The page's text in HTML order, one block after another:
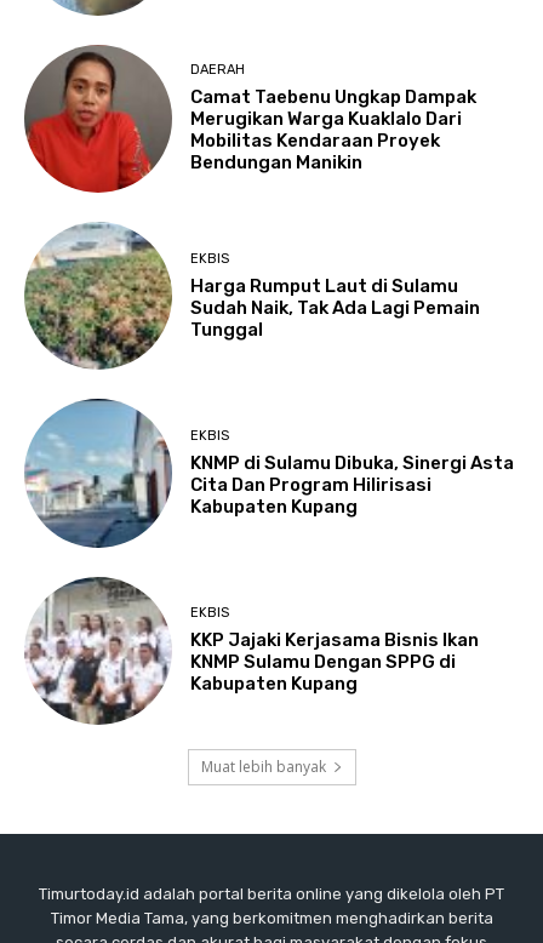
DAERAH
Camat Taebenu Ungkap Dampak
Merugikan Warga Kuaklalo Dari
Mobilitas Kendaraan Proyek
Bendungan Manikin
EKBIS
Harga Rumput Laut di Sulamu
Sudah Naik, Tak Ada Lagi Pemain
Tunggal
EKBIS
KNMP di Sulamu Dibuka, Sinergi Asta
Cita Dan Program Hilirisasi
Kabupaten Kupang
EKBIS
KKP Jajaki Kerjasama Bisnis Ikan
KNMP Sulamu Dengan SPPG di
Kabupaten Kupang
Muat lebih banyak
Timurtoday.id adalah portal berita online yang dikelola oleh PT
Timor Media Tama, yang berkomitmen menghadirkan berita